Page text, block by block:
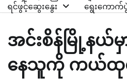
ရင်ဖွင့်ဆွေးနွေး
ရွေးကောက်
အင်းစိန်မြို့နယ်
နေသူကို ကယ်ထု